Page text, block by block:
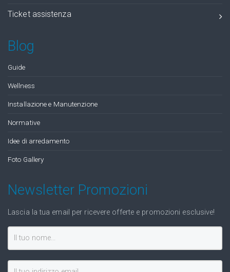
Ticket assistenza
Blog
Guide
Wellness
Installazione e Manutenzione
Normative
Idee di arredamento
Foto Gallery
Newsletter Promozioni
Lascia la tua email per ricevere offerte e promozioni esclusive!